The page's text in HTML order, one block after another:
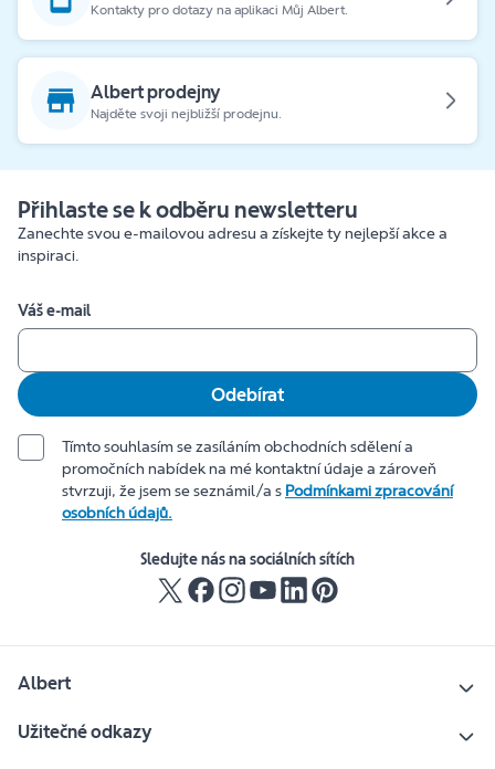
Kontakty pro dotazy na aplikaci Můj Albert.
Albert prodejny
Najděte svoji nejbližší prodejnu.
Přihlaste se k odběru newsletteru
Zanechte svou e-mailovou adresu a získejte ty nejlepší akce a
inspiraci.
Váš e-mail
Odebírat
Tímto souhlasím se zasíláním obchodních sdělení a
promočních nabídek na mé kontaktní údaje a zároveň
stvrzuji, že jsem se seznámil/a s Podmínkami zpracování
osobních údajů.
Sledujte nás na sociálních sítích
Albert
Užitečné odkazy